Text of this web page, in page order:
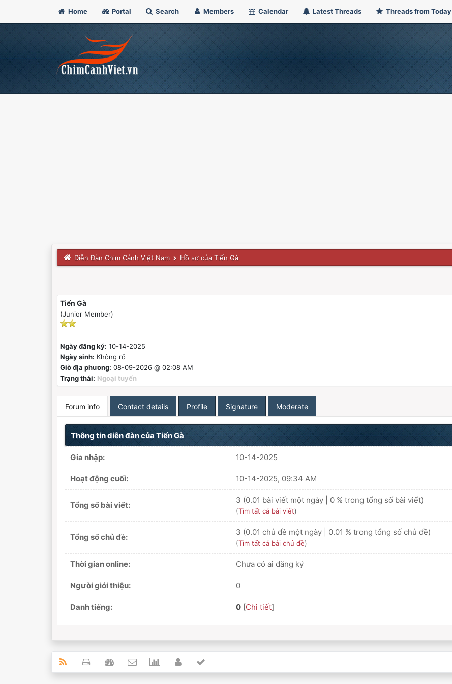
Home Portal Search Members Calendar Latest Threads Threads from Today
Diễn Đàn Chim Cảnh Việt Nam Hồ sơ của Tiến Gà
Tiến Gà
(Junior Member)
Ngày đăng ký: 10-14-2025
Ngày sinh: Không rõ
Giờ địa phương: 08-09-2026 @ 02:08 AM
Trạng thái: Ngoại tuyến
Forum info Contact details Profile Signature Moderate
Thông tin diễn đàn của Tiến Gà
Gia nhập: 10-14-2025
Hoạt động cuối: 10-14-2025, 09:34 AM
Tổng số bài viết:
3 (0.01 bài viết một ngày | 0 % trong tổng số bài viết)
(Tìm tất cả bài viết)
Tổng số chủ đề:
3 (0.01 chủ đề một ngày | 0.01 % trong tổng số chủ đề)
(Tìm tất cả bài chủ đề)
Thời gian online: Chưa có ai đăng ký
Người giới thiệu: 0
Danh tiếng: 0 [Chi tiết]